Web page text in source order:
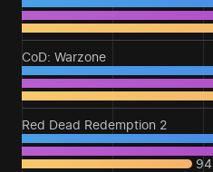
CoD: Warzone
Red Dead Redemption 2
94